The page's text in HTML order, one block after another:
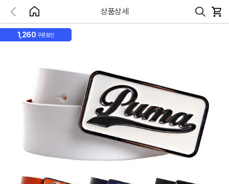
상품상세
1,260 쿠폰할인